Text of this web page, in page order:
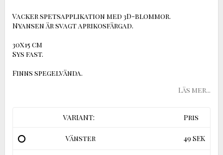
Vacker spetsapplikation med 3D-blommor.
Nyansen är svagt aprikosfärgad.
30x15 cm
Sys fast.
Finns spegelvända.
Läs mer...
VARIANT: Pris
Vänster 49 SEK